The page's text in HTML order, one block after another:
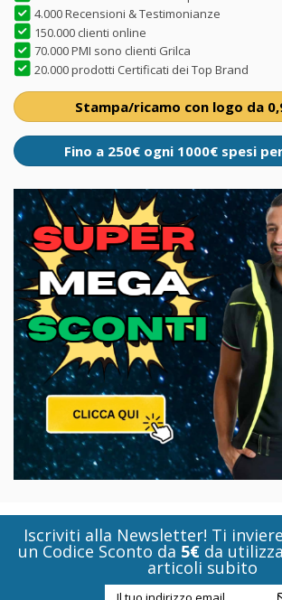
4.000 Recensioni & Testimonianze
150.000 clienti online
70.000 PMI sono clienti Grilca
20.000 prodotti Certificati dei Top Brand
Stampa/ricamo con logo da
Fino a 250€ ogni 1000€ spesi
Iscriviti alla Newsletter! Ti
un Codice Sconto da 5€ da
articoli subito